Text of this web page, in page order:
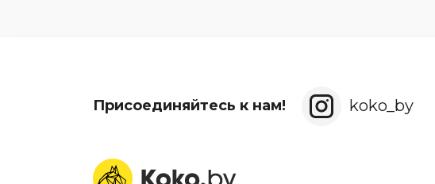
Присоединяйтесь к нам! koko_by